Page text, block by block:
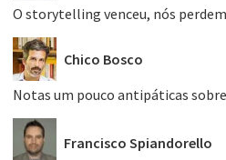
O storytelling venceu, nós
Chico Bosco
Notas um pouco antipáticas
Francisco Spiandorello